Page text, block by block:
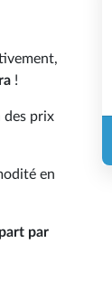
!
des prix
en
par